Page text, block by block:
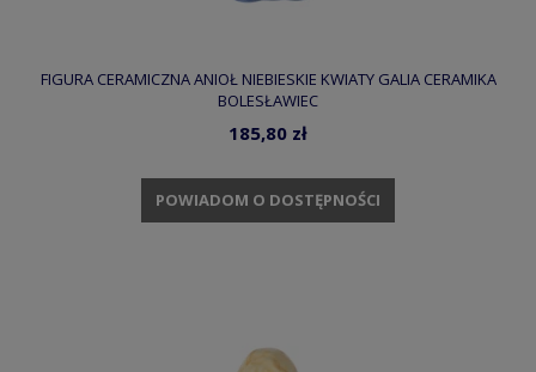
FIGURA CERAMICZNA ANIOŁ NIEBIESKIE KWIATY GALIA CERAMIKA
BOLESŁAWIEC
185,80 zł
POWIADOM O DOSTĘPNOŚCI